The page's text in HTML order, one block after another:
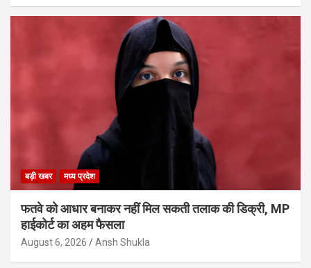
बड़ी खबर मध्य प्रदेश
फतवे को आधार बनाकर नहीं मिल सकती तलाक की डिक्री, MP
हाईकोर्ट का अहम फैसला
August 6, 2026 Ansh Shukla